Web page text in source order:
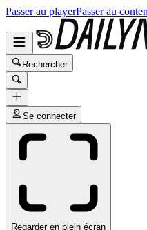
Passer au playerPasser au
Rechercher
Se connecter
Regarder en plein écran